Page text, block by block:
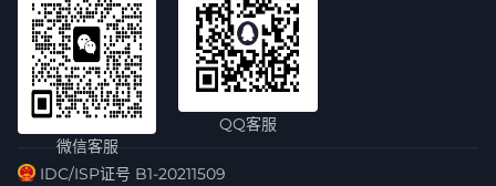
微信客服
QQ客服
IDC/ISP证号 B1-20211509